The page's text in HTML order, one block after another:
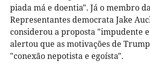
piada má e doentia". Já o membro
Representantes democrata Jake
considerou a proposta "impudente
alertou que as motivações de
"conexão nepotista e egoísta".